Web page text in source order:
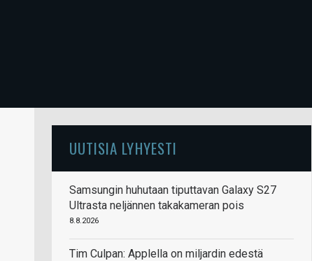
UUTISIA LYHYESTI
Samsungin huhutaan tiputtavan Galaxy S27
Ultrasta neljännen takakameran pois
8.8.2026
Tim Culpan: Applella on miljardin edestä